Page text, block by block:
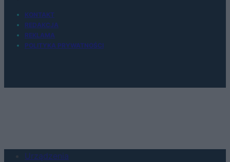
KONTAKT
REDAKCJA
REKLAMA
POLITYKA PRYWATNOŚCI
Urządzenia